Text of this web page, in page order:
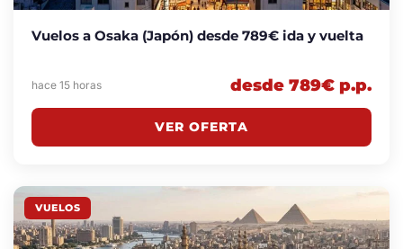
Vuelos a Osaka (Japón) desde 789€ ida y vuelta
hace 15 horas desde 789€ p.p.
VER OFERTA
VUELOS